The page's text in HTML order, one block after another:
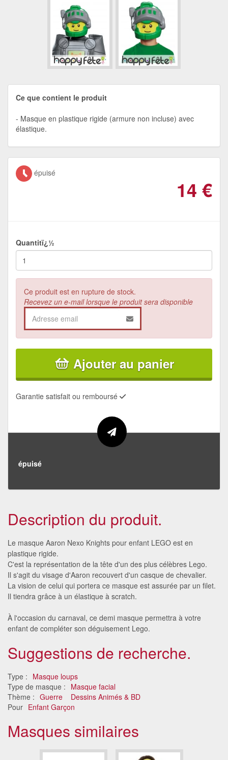
Ce que contient le produit
Masque en plastique rigide (armure non incluse) avec
élastique.
épuisé
14 €
Quantitï¿½
Ce produit est en rupture de stock.
Recevez un e-mail lorsque le produit sera disponible
Ajouter au panier
Garantie satisfait ou remboursé
épuisé
Description du produit.
Le masque Aaron Nexo Knights pour enfant LEGO est en
plastique rigide.
C'est la représentation de la tête d'un des plus célèbres Lego.
Il s'agit du visage d'Aaron recouvert d'un casque de chevalier.
La vision de celui qui portera ce masque est assurée par un filet.
Il tiendra grâce à un élastique à scratch.
À l'occasion du carnaval, ce demi masque permettra à votre
enfant de compléter son déguisement Lego.
Suggestions de recherche.
Type : Masque loups
Type de masque : Masque facial
Thème : Guerre
Dessins Animés & BD
Pour Enfant Garçon
Masques similaires